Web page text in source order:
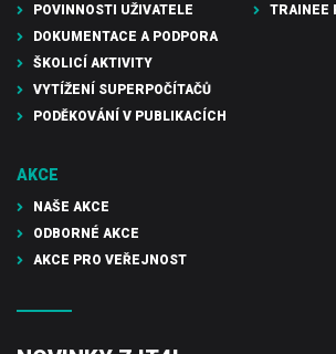
POVINNOSTI UŽIVATELE
DOKUMENTACE A PODPORA
ŠKOLICÍ AKTIVITY
VYTÍŽENÍ SUPERPOČÍTAČŮ
PODĚKOVÁNÍ V PUBLIKACÍCH
TRAINEE
AKCE
NAŠE AKCE
ODBORNÉ AKCE
AKCE PRO VEŘEJNOST